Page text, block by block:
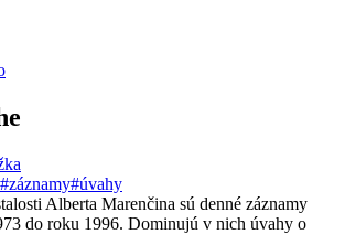
#záznamy#úvahy
Alberta Marenčina sú denné záznamy
do roku 1996. Dominujú v nich úvahy o